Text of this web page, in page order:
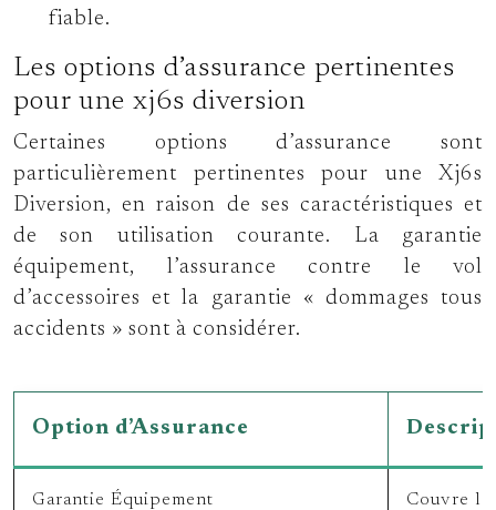
fiable.
Les options d’assurance pertinentes
pour une xj6s diversion
Certaines options d’assurance sont
particulièrement pertinentes pour une Xj6s
Diversion, en raison de ses caractéristiques et
de son utilisation courante. La garantie
équipement, l’assurance contre le vol
d’accessoires et la garantie « dommages tous
accidents » sont à considérer.
Option d’Assurance
Garantie Équipement Couvre le